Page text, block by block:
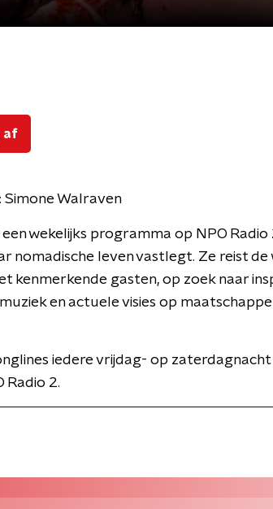
af
Simone Walraven
een wekelijks programma op NPO Radio
nomadische leven vastlegt. Ze reist
kenmerkende gasten, op zoek naar
en actuele visies op
iedere vrijdag- op
Radio 2.